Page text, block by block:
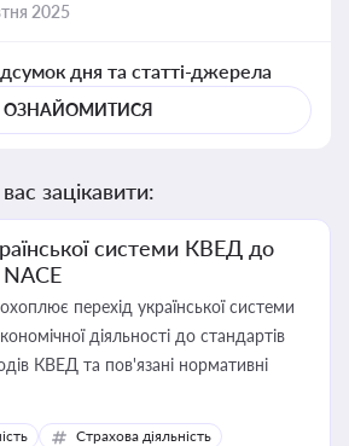
2025
дня та статті-джерела
ОЗНАЙОМИТИСЯ
зацікавити:
системи КВЕД до
NACE
перехід української системи
діяльності до стандартів
КВЕД та пов'язані нормативні
Страхова діяльність